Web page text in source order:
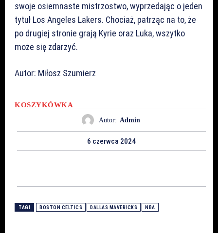
swoje osiemnaste mistrzostwo, wyprzedając o jeden
tytuł Los Angeles Lakers. Chociaż, patrząc na to, że
po drugiej stronie grają Kyrie oraz Luka, wszytko
może się zdarzyć.
Autor: Miłosz Szumierz
KOSZYKÓWKA
Autor: Admin
6 czerwca 2024
TAGI BOSTON CELTICS DALLAS MAVERICKS NBA